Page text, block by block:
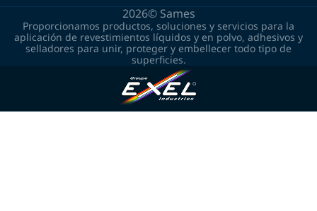
2026© Sames
Proporcionamos productos, soluciones y servicios para la
aplicación de revestimientos líquidos y en polvo, adhesivos y
selladores para unir, proteger y embellecer todo tipo de
superficies.